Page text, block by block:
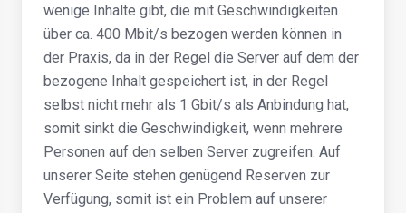
wenige Inhalte gibt, die mit Geschwindigkeiten
über ca. 400 Mbit/s bezogen werden können in
der Praxis, da in der Regel die Server auf dem der
bezogene Inhalt gespeichert ist, in der Regel
selbst nicht mehr als 1 Gbit/s als Anbindung hat,
somit sinkt die Geschwindigkeit, wenn mehrere
Personen auf den selben Server zugreifen. Auf
unserer Seite stehen genügend Reserven zur
Verfügung, somit ist ein Problem auf unserer